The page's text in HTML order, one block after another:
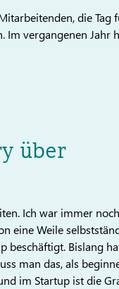
die Tag
vergangenen Jahr
über
Ich war immer
eine Weile
Bislang
man das, als
im Startup ist die